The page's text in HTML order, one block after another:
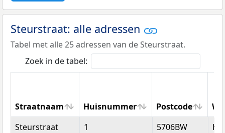
Steurstraat: alle adressen
Tabel met alle 25 adressen van de Steurstraat.
Zoek in de tabel:
Straatnaam Huisnummer Postcode
Straatnaam
Huisnummer Postcode
Steurstraat 1 5706BW